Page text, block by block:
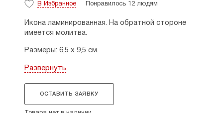
В Избранное Понравилось 12 людям
Икона ламинированная. На обратной стороне
имеется молитва.
Размеры: 6,5 х 9,5 см.
Страна производитель: Россия.
Развернуть
ОСТАВИТЬ ЗАЯВКУ